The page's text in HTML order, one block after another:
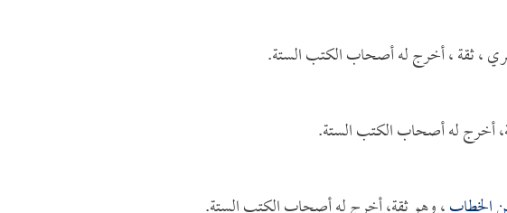
، ثقة ، أخرج له أصحاب الكتب الستة.
أخرج له أصحاب الكتب الستة.